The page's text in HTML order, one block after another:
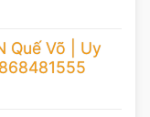
Quế Võ | Uy